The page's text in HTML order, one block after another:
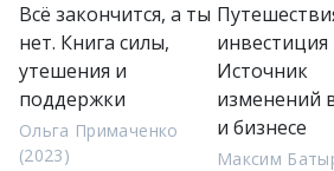
Всё закончится, а ты
нет. Книга силы,
утешения и
поддержки
Ольга Примаченко
(2023)
инвестиция
Источник
изменений
и бизнесе
Максим